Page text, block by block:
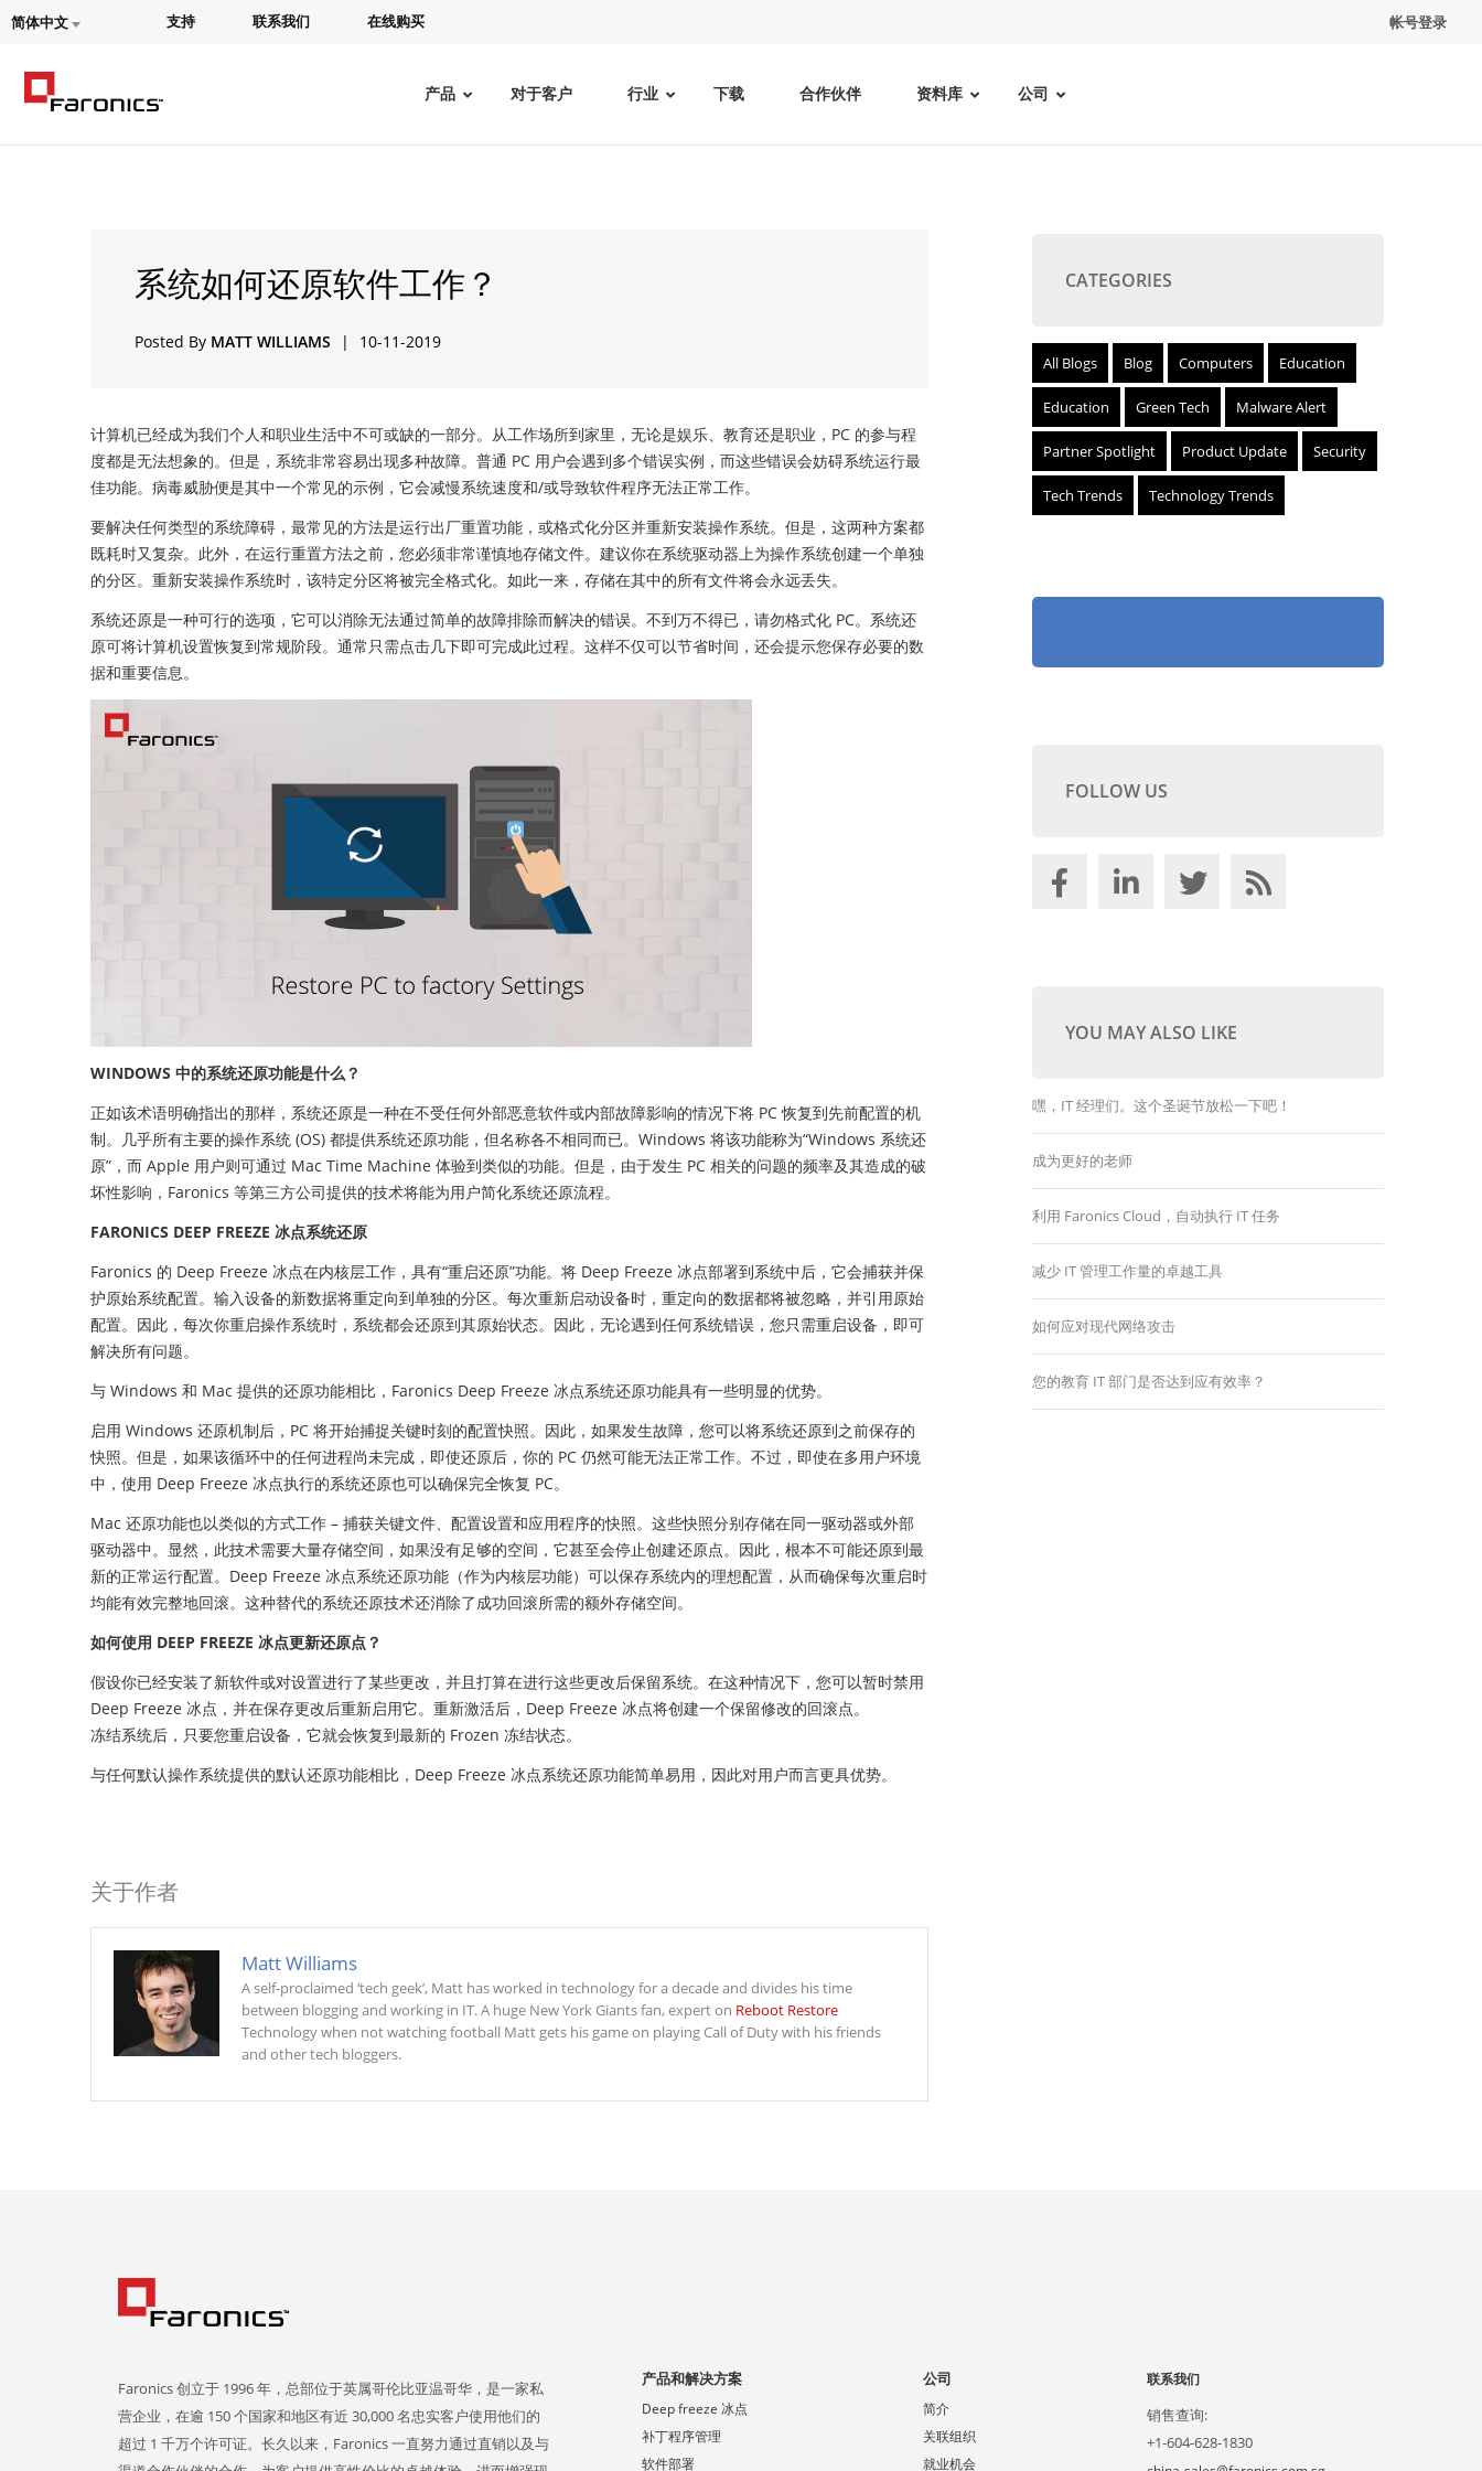
简体中文 支持 联系我们 在线购买 帐号登录
产品 对于客户 行业 下载 合作伙伴 资料库 公司
系统如何还原软件工作？
Posted By MATT WILLIAMS | 10-11-2019
计算机已经成为我们个人和职业生活中不可或缺的一部分。从工作场所到家里，无论是娱乐、教育还是职业，PC 的参与程
度都是无法想象的。但是，系统非常容易出现多种故障。普通 PC 用户会遇到多个错误实例，而这些错误会妨碍系统运行最
佳功能。病毒威胁便是其中一个常见的示例，它会减慢系统速度和/或导致软件程序无法正常工作。
要解决任何类型的系统障碍，最常见的方法是运行出厂重置功能，或格式化分区并重新安装操作系统。但是，这两种方案都
既耗时又复杂。此外，在运行重置方法之前，您必须非常谨慎地存储文件。建议你在系统驱动器上为操作系统创建一个单独
的分区。重新安装操作系统时，该特定分区将被完全格式化。如此一来，存储在其中的所有文件将会永远丢失。
系统还原是一种可行的选项，它可以消除无法通过简单的故障排除而解决的错误。不到万不得已，请勿格式化 PC。系统还
原可将计算机设置恢复到常规阶段。通常只需点击几下即可完成此过程。这样不仅可以节省时间，还会提示您保存必要的数
据和重要信息。
WINDOWS 中的系统还原功能是什么？
正如该术语明确指出的那样，系统还原是一种在不受任何外部恶意软件或内部故障影响的情况下将 PC 恢复到先前配置的机
制。几乎所有主要的操作系统 (OS) 都提供系统还原功能，但名称各不相同而已。Windows 将该功能称为“Windows 系统还
原”，而 Apple 用户则可通过 Mac Time Machine 体验到类似的功能。但是，由于发生 PC 相关的问题的频率及其造成的破
坏性影响，Faronics 等第三方公司提供的技术将能为用户简化系统还原流程。
FARONICS DEEP FREEZE 冰点系统还原
Faronics 的 Deep Freeze 冰点在内核层工作，具有“重启还原”功能。将 Deep Freeze 冰点部署到系统中后，它会捕获并保
护原始系统配置。输入设备的新数据将重定向到单独的分区。每次重新启动设备时，重定向的数据都将被忽略，并引用原始
配置。因此，每次你重启操作系统时，系统都会还原到其原始状态。因此，无论遇到任何系统错误，您只需重启设备，即可
解决所有问题。
与 Windows 和 Mac 提供的还原功能相比，Faronics Deep Freeze 冰点系统还原功能具有一些明显的优势。
启用 Windows 还原机制后，PC 将开始捕捉关键时刻的配置快照。因此，如果发生故障，您可以将系统还原到之前保存的
快照。但是，如果该循环中的任何进程尚未完成，即使还原后，你的 PC 仍然可能无法正常工作。不过，即使在多用户环境
中，使用 Deep Freeze 冰点执行的系统还原也可以确保完全恢复 PC。
Mac 还原功能也以类似的方式工作 – 捕获关键文件、配置设置和应用程序的快照。这些快照分别存储在同一驱动器或外部
驱动器中。显然，此技术需要大量存储空间，如果没有足够的空间，它甚至会停止创建还原点。因此，根本不可能还原到最
新的正常运行配置。Deep Freeze 冰点系统还原功能（作为内核层功能）可以保存系统内的理想配置，从而确保每次重启时
均能有效完整地回滚。这种替代的系统还原技术还消除了成功回滚所需的额外存储空间。
如何使用 DEEP FREEZE 冰点更新还原点？
假设你已经安装了新软件或对设置进行了某些更改，并且打算在进行这些更改后保留系统。在这种情况下，您可以暂时禁用
Deep Freeze 冰点，并在保存更改后重新启用它。重新激活后，Deep Freeze 冰点将创建一个保留修改的回滚点。
冻结系统后，只要您重启设备，它就会恢复到最新的 Frozen 冻结状态。
与任何默认操作系统提供的默认还原功能相比，Deep Freeze 冰点系统还原功能简单易用，因此对用户而言更具优势。
关于作者
Matt Williams
A self-proclaimed ‘tech geek’, Matt has worked in technology for a decade and divides his time
between blogging and working in IT. A huge New York Giants fan, expert on Reboot Restore
Technology when not watching football Matt gets his game on playing Call of Duty with his friends
and other tech bloggers.
CATEGORIES
All Blogs Blog Computers Education
Education Green Tech Malware Alert
Partner Spotlight Product Update Security
Tech Trends Technology Trends
FOLLOW US
YOU MAY ALSO LIKE
嘿，IT 经理们。这个圣诞节放松一下吧！
成为更好的老师
利用 Faronics Cloud，自动执行 IT 任务
减少 IT 管理工作量的卓越工具
如何应对现代网络攻击
您的教育 IT 部门是否达到应有效率？
Faronics 创立于 1996 年，总部位于英属哥伦比亚温哥华，是一家私
营企业，在逾 150 个国家和地区有近 30,000 名忠实客户使用他们的
超过 1 千万个许可证。长久以来，Faronics 一直努力通过直销以及与
产品和解决方案
Deep freeze 冰点
补丁程序管理
软件部署
公司
简介
关联组织
就业机会
联系我们
销售查询:
+1-604-628-1830